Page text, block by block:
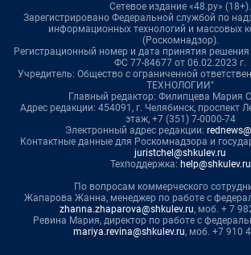
Сетевое издание «48.ру» (18+).
Зарегистрировано Федеральной службой по
информационных технологий и массовых
(Роскомнадзор).
Регистрационный номер и дата принятия
ФС 77-84677 от 06.02.2023 г.
Учредитель: Общество с ограниченной
ТЕХНОЛОГИИ"
Главный редактор: Филипцева Мария
Адрес редакции: 454091, г. Челябинск, проспект
этаж, +7 (351) 7-0000-74
Электронный адрес редакции:
Контактные данные для Роскомнадзора и
juristchel@shkulev.ru
Техподдержка: help@shkulev.ru
По вопросам коммерческого
Жапарова Жанна, менеджер по работе с
zhanna.zhaparova@shkulev.ru, моб. + 7
Ревина Мария, директор по работе с
mariya.revina@shkulev.ru, моб. +7 910